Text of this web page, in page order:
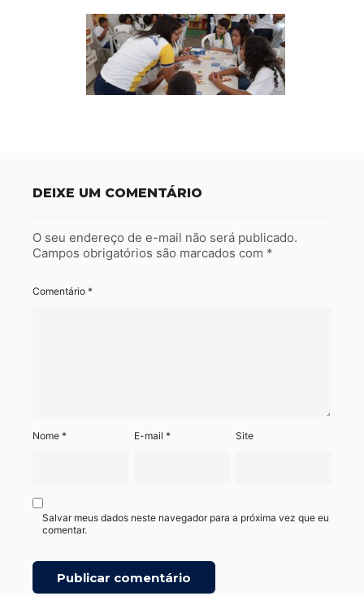
DEIXE UM COMENTÁRIO
O seu endereço de e-mail não será publicado.
Campos obrigatórios são marcados com *
Comentário *
Nome * E-mail* Site
Salvar meus dados neste navegador para a próxima vez que eu
comentar.